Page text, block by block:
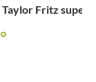
y avanza a...